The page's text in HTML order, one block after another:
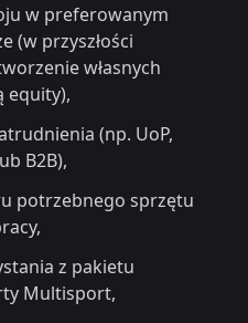
w preferowanym
(w przyszłości
własnych
equity),
(np. UoP,
B2B),
potrzebnego sprzętu
z pakietu
Multisport,